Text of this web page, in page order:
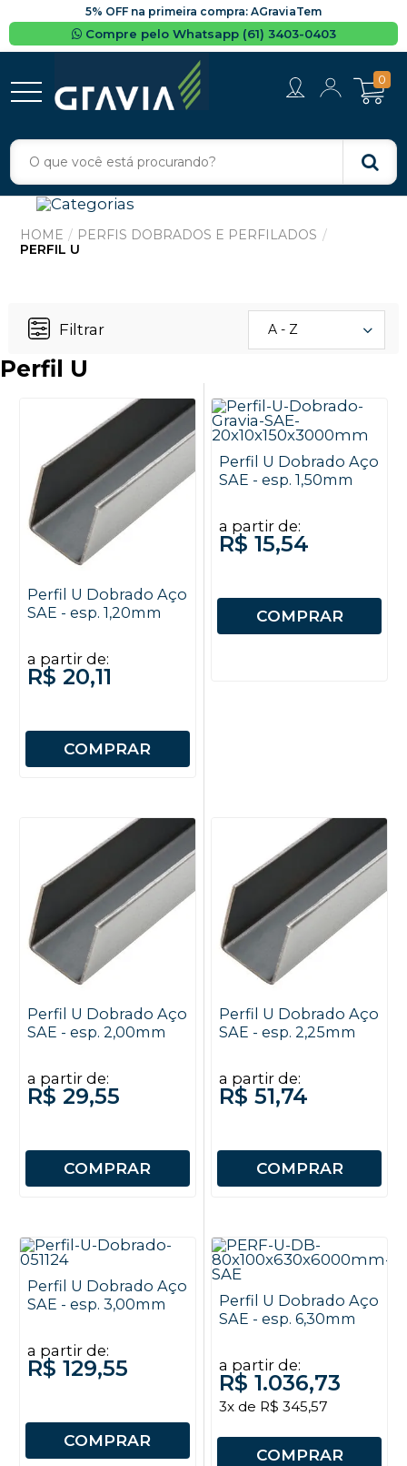
5% OFF na primeira compra: AGraviaTem
Compre pelo Whatsapp (61) 3403-0403
0
PERFIS DOBRADOS E PERFILADOS
PERFIL U
Filtrar A - Z
Perfil U
Perfil U Dobrado Aço
SAE - esp. 1,20mm
a partir de:
R$ 20,11
COMPRAR
Perfil U Dobrado Aço
SAE - esp. 1,50mm
a partir de:
R$ 15,54
COMPRAR
Perfil U Dobrado Aço
SAE - esp. 2,00mm
a partir de:
R$ 29,55
COMPRAR
Perfil U Dobrado Aço
SAE - esp. 2,25mm
a partir de:
R$ 51,74
COMPRAR
Perfil U Dobrado Aço
SAE - esp. 3,00mm
a partir de:
R$ 129,55
COMPRAR
Perfil U Dobrado Aço
SAE - esp. 6,30mm
a partir de:
R$ 1.036,73
3x de R$ 345,57
COMPRAR